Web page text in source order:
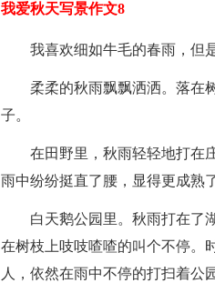
我爱秋天写景作文8
我喜欢细如牛毛的春雨，但
柔柔的秋雨飘飘洒洒。落在
子。
在田野里，秋雨轻轻地打在
雨中纷纷挺直了腰，显得更成熟
白天鹅公园里。秋雨打在了
在树枝上吱吱喳喳的叫个不停。
人，依然在雨中不停的打扫着公